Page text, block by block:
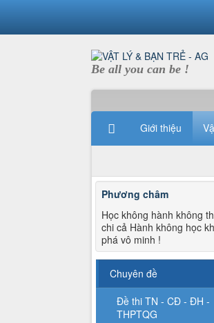
Be all you can be !
Giới thiệu
Phương châm
Học không hành không
chi cả Hành không học
phá vô minh !
Chuyên đề
Đề thi TN - CĐ - ĐH -
THPTQG